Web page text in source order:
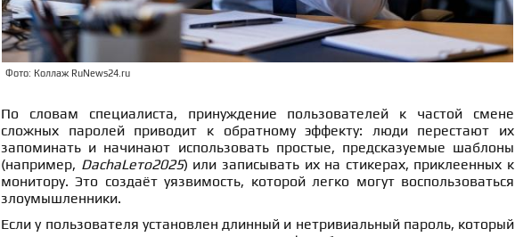
Фото: Коллаж RuNews24.ru
По словам специалиста, принуждение пользователей к частой смене
сложных паролей приводит к обратному эффекту: люди перестают их
запоминать и начинают использовать простые, предсказуемые шаблоны
(например, DachaLето2025) или записывать их на стикерах, приклеенных к
монитору. Это создаёт уязвимость, которой легко могут воспользоваться
злоумышленники.
Если у пользователя установлен длинный и нетривиальный пароль, который